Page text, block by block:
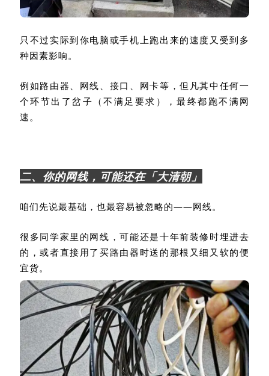
只不过实际到你电脑或手机上跑出来的速度又受到多
种因素影响。
例如路由器、网线、接口、网卡等，但凡其中任何一
个环节出了岔子（不满足要求），最终都跑不满网
速。
二、你的网线，可能还在「大清朝」
咱们先说最基础，也最容易被忽略的——网线。
很多同学家里的网线，可能还是十年前装修时埋进去
的，或者直接用了买路由器时送的那根又细又软的便
宜货。